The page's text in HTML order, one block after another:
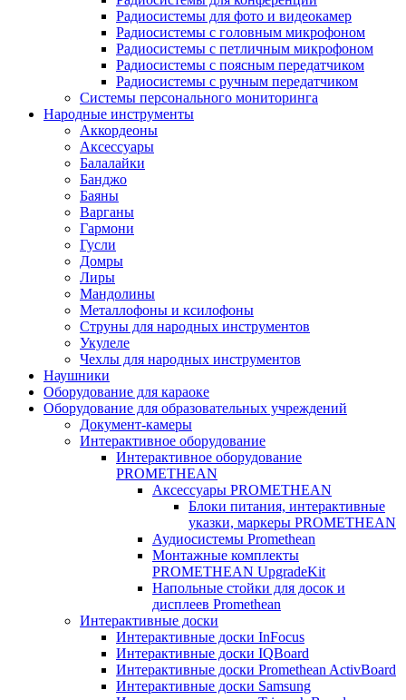
Радиосистемы для фото и видеокамер
Радиосистемы с головным микрофоном
Радиосистемы с петличным микрофоном
Радиосистемы с поясным передатчиком
Радиосистемы с ручным передатчиком
Системы персонального мониторинга
Народные инструменты
Аккордеоны
Аксессуары
Балалайки
Банджо
Баяны
Варганы
Гармони
Гусли
Домры
Лиры
Мандолины
Металлофоны и ксилофоны
Струны для народных инструментов
Укулеле
Чехлы для народных инструментов
Наушники
Оборудование для караоке
Оборудование для образовательных учреждений
Документ-камеры
Интерактивное оборудование
Интерактивное оборудование
PROMETHEAN
Аксессуары PROMETHEAN
Блоки питания, интерактивные
указки, маркеры PROMETHEAN
Аудиосистемы Promethean
Монтажные комплекты
PROMETHEAN UpgradeKit
Напольные стойки для досок и
дисплеев Promethean
Интерактивные доски
Интерактивные доски InFocus
Интерактивные доски IQBoard
Интерактивные доски Promethean ActivBoard
Интерактивные доски Samsung